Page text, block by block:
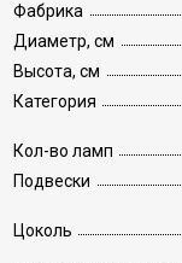
Фабрика
Диаметр, см
Высота, см
Категория
Кол-во ламп
Подвески
Цоколь